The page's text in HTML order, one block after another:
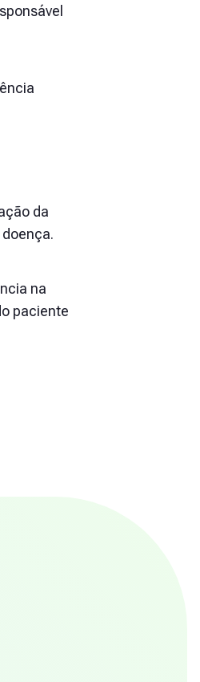
da
na
paciente